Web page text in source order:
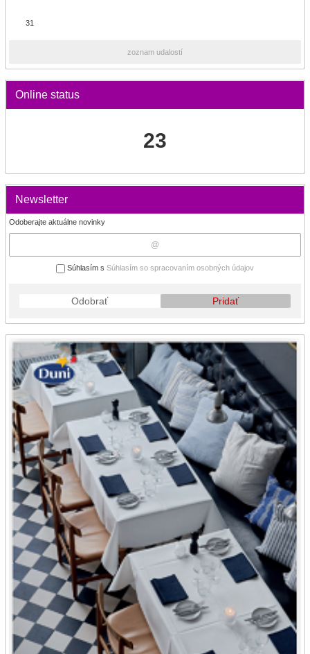
31
zoznam udalostí
Online status
23
Newsletter
Odoberajte aktuálne novinky
Súhlasím s Súhlasím so spracovaním osobných údajov
Odobrať Pridať